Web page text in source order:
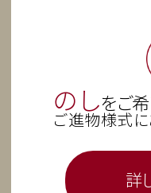
萩の月
のしをご
ご進物様式
詳